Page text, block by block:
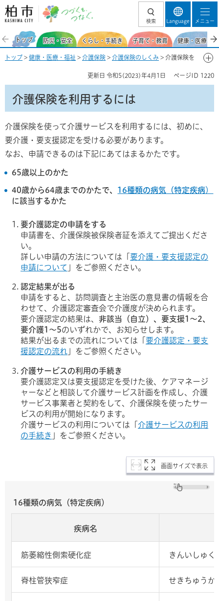
柏市 つづくを、
検索 Language メニュー
トップ 防災・安全 くらし・手続き 子育て・教育 健康・医療・
トップ > 健康・医療・福祉 > 介護保険 > 介護保険のしくみ > 介護保険を
更新日 令和5(2023)年4月1日 ページID 1220
介護保険を利用するには
介護保険を使って介護サービスを利用するには、初めに、
要介護・要支援認定を受ける必要があります。
なお、申請できるのは下記にあてはまるかたです。
65歳以上のかた
40歳から64歳までのかたで、 16種類の病気（特定疾病）
に該当するかた
要介護認定の申請をする
申請書を、介護保険被保険者証を添えてご提出くださ
い。
詳しい申請の方法については「 要介護・要支援認定の
申請について
」をご参照ください。
認定結果が出る
申請をすると、訪問調査と主治医の意見書の情報を合
わせて、介護認定審査会で介護度が決められます。
要介護認定の結果は、 非該当（自立）、要支援1～2、
要介護1～5のいずれかで、お知らせします。
結果が出るまでの流れについては「 要介護認定・要支
援認定の流れ 」をご参照ください。
介護サービスの利用の手続き
要介護認定又は要支援認定を受けた後、ケアマネージ
ャーなどと相談して介護サービス計画を作成し、介護
サービス事業者と契約をして、介護保険を使ったサー
ビスの利用が開始になります。
介護サービスの利用については「 介護サービスの利用
の手続き
」をご参照ください。
画面サイズで表示
16種類の病気（特定疾病）
疾病名
筋萎縮性側索硬化症 きんいしゅく
脊柱管狭窄症 せきちゅうか